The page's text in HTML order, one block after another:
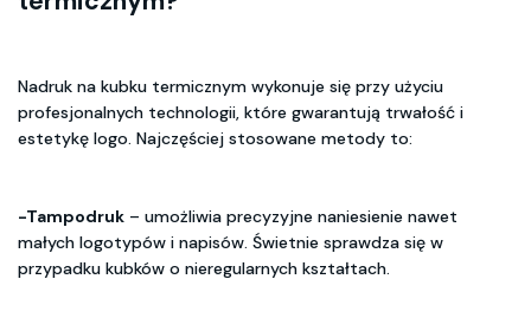
Nadruk na kubku termicznym wykonuje się przy użyciu
profesjonalnych technologii, które gwarantują trwałość i
estetykę logo. Najczęściej stosowane metody to:
-Tampodruk – umożliwia precyzyjne naniesienie nawet
małych logotypów i napisów. Świetnie sprawdza się w
przypadku kubków o nieregularnych kształtach.